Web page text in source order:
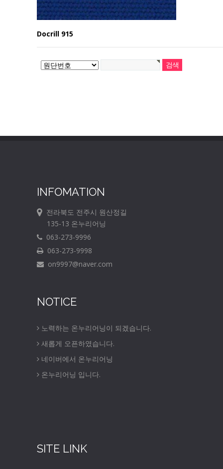
Docrill 915
INFOMATION
전라북도 전주시 원산정길
135-13 온누리어닝
063-273-9996
063-273-9998
on9997@naver.com
NOTICE
노력하는 온누리어닝이 되겠습니다.
새롭게 오픈하였습니다.
네이버에서 온누리어닝
온누리어닝 입니다.
SITE LINK